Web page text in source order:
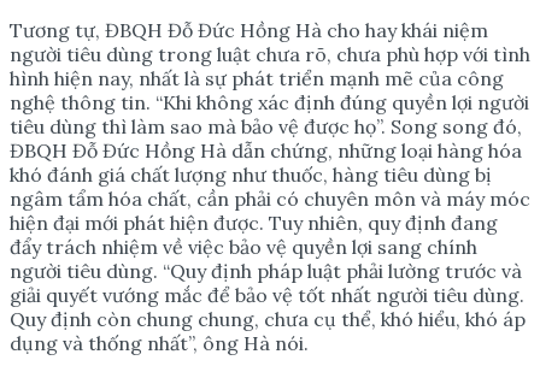
Tương tự, ĐBQH Đỗ Đức Hồng Hà cho hay khái niệm
người tiêu dùng trong luật chưa rõ, chưa phù hợp với tình
hình hiện nay, nhất là sự phát triển mạnh mẽ của công
nghệ thông tin. “Khi không xác định đúng quyền lợi người
tiêu dùng thì làm sao mà bảo vệ được họ”. Song song đó,
ĐBQH Đỗ Đức Hồng Hà dẫn chứng, những loại hàng hóa
khó đánh giá chất lượng như thuốc, hàng tiêu dùng bị
ngâm tẩm hóa chất, cần phải có chuyên môn và máy móc
hiện đại mới phát hiện được. Tuy nhiên, quy định đang
đẩy trách nhiệm về việc bảo vệ quyền lợi sang chính
người tiêu dùng. “Quy định pháp luật phải lường trước và
giải quyết vướng mắc để bảo vệ tốt nhất người tiêu dùng.
Quy định còn chung chung, chưa cụ thể, khó hiểu, khó áp
dụng và thống nhất”, ông Hà nói.